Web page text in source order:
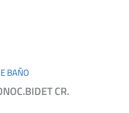
BAÑO
CR.